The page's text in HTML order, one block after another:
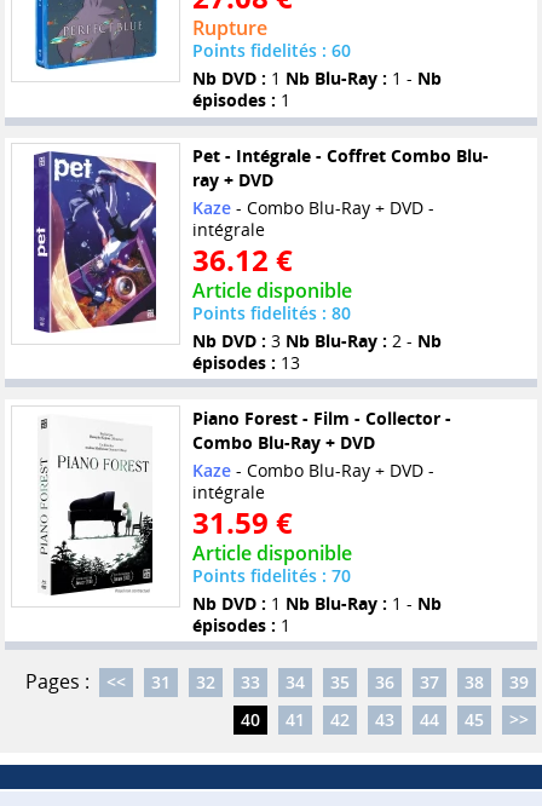
Rupture
Points fidelités : 60
Nb DVD : 1 Nb Blu-Ray : 1 - Nb
épisodes : 1
Pet - Intégrale - Coffret Combo Blu-
ray + DVD
Kaze- Combo Blu-Ray + DVD -
intégrale
36.12 €
Article disponible
Points fidelités : 80
Nb DVD : 3 Nb Blu-Ray : 2 - Nb
épisodes : 13
Piano Forest - Film - Collector -
Combo Blu-Ray + DVD
Kaze- Combo Blu-Ray + DVD -
intégrale
31.59 €
Article disponible
Points fidelités : 70
Nb DVD : 1 Nb Blu-Ray : 1 - Nb
épisodes : 1
Pages : << 31 32 33 34 35 36 37 38
39
40
41 42 43 44 45 >>